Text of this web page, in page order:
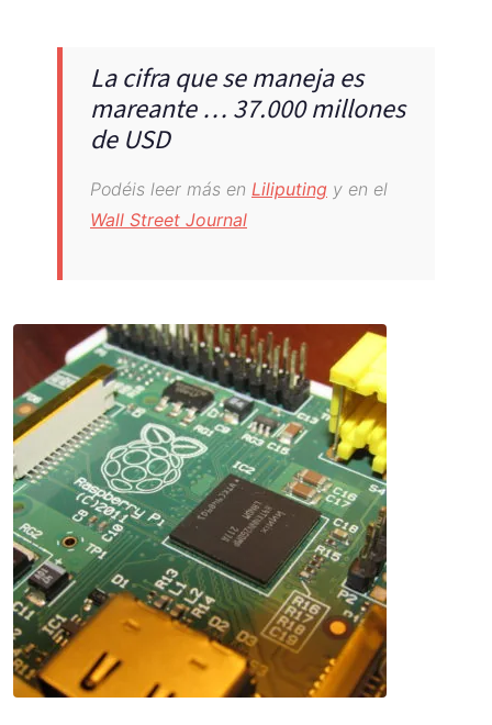
La cifra que se maneja es
mareante … 37.000 millones
de USD
Podéis leer más en Liliputing y en el
Wall Street Journal